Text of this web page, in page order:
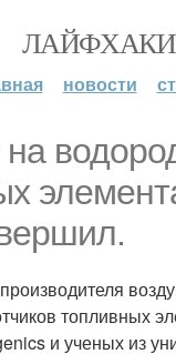
ЛАЙФХАКИ
новости
топливных
и ученых из